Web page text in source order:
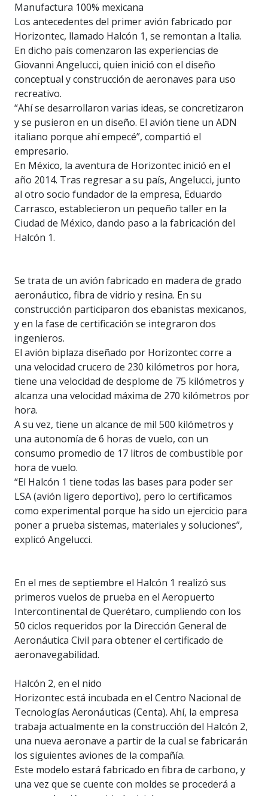
Manufactura 100% mexicana
Los antecedentes del primer avión fabricado por
Horizontec, llamado Halcón 1, se remontan a Italia.
En dicho país comenzaron las experiencias de
Giovanni Angelucci, quien inició con el diseño
conceptual y construcción de aeronaves para uso
recreativo.
“Ahí se desarrollaron varias ideas, se concretizaron
y se pusieron en un diseño. El avión tiene un ADN
italiano porque ahí empecé”, compartió el
empresario.
En México, la aventura de Horizontec inició en el
año 2014. Tras regresar a su país, Angelucci, junto
al otro socio fundador de la empresa, Eduardo
Carrasco, establecieron un pequeño taller en la
Ciudad de México, dando paso a la fabricación del
Halcón 1.
Se trata de un avión fabricado en madera de grado
aeronáutico, fibra de vidrio y resina. En su
construcción participaron dos ebanistas mexicanos,
y en la fase de certificación se integraron dos
ingenieros.
El avión biplaza diseñado por Horizontec corre a
una velocidad crucero de 230 kilómetros por hora,
tiene una velocidad de desplome de 75 kilómetros y
alcanza una velocidad máxima de 270 kilómetros por
hora.
A su vez, tiene un alcance de mil 500 kilómetros y
una autonomía de 6 horas de vuelo, con un
consumo promedio de 17 litros de combustible por
hora de vuelo.
“El Halcón 1 tiene todas las bases para poder ser
LSA (avión ligero deportivo), pero lo certificamos
como experimental porque ha sido un ejercicio para
poner a prueba sistemas, materiales y soluciones”,
explicó Angelucci.
En el mes de septiembre el Halcón 1 realizó sus
primeros vuelos de prueba en el Aeropuerto
Intercontinental de Querétaro, cumpliendo con los
50 ciclos requeridos por la Dirección General de
Aeronáutica Civil para obtener el certificado de
aeronavegabilidad.
Halcón 2, en el nido
Horizontec está incubada en el Centro Nacional de
Tecnologías Aeronáuticas (Centa). Ahí, la empresa
trabaja actualmente en la construcción del Halcón 2,
una nueva aeronave a partir de la cual se fabricarán
los siguientes aviones de la compañía.
Este modelo estará fabricado en fibra de carbono, y
una vez que se cuente con moldes se procederá a